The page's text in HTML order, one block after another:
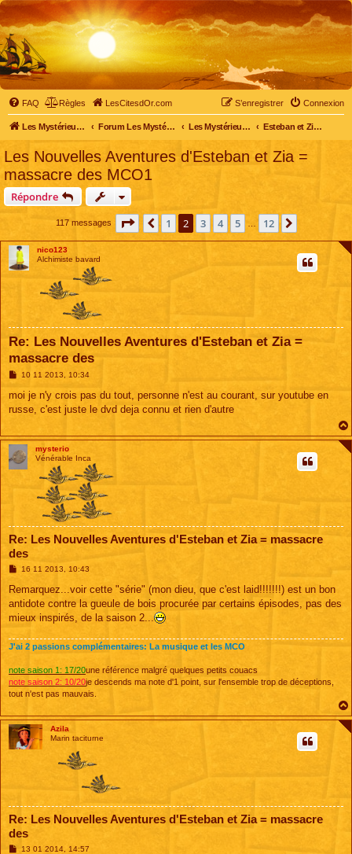
FAQ Règles LesCitesdOr.com Connexion
S’enregistrer
Les Mystérieuses Cités d'Or - LesCitesdOr.com Forum Les Mystérieuses Cités d'Or Les Mystérieuses Cités d'Or Esteban et Zia à la recherche des Sept Cités d'Or
Les Nouvelles Aventures d'Esteban et Zia =
massacre des MCO1
Répondre
117 messages Page sur12
Précédente
1 2 3 4 5 12
nico123
Alchimiste bavard
Re: Les Nouvelles Aventures d'Esteban et Zia =
massacre des
M
s
a
10 11 2013, 10:34
moi je n'y crois pas du tout, personne n'est au courant, sur youtube en
russe, c'est juste le dvd deja connu et rien d'autre
mysterio
Vénérable Inca
Re: Les Nouvelles Aventures d'Esteban et Zia = massacre
des
M
s
a
g
16 11 2013, 10:43
Remarquez...voir cette "série" (mon dieu, que c'est laid!!!!!!!) est un bon
antidote contre la gueule de bois procurée par certains épisodes, pas des
mieux inspirés, de la saison 2...
J'ai 2 passions complémentaires: La musique et les MCO
note saison 1: 17/20une référence malgré quelques petits couacs
note saison 2: 10/20je descends ma note d'1 point, sur l'ensemble trop de déceptions,
tout n'est pas mauvais.
Azila
Marin taciturne
Re: Les Nouvelles Aventures d'Esteban et Zia = massacre
des
M13 01 2014, 14:57